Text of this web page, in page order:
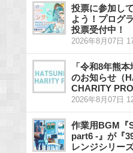
投票に参加し
よう！プログ
投票受付中！
2026年8月07日
「令和8年熊
のお知らせ（
CHARITY
2026年8月07日
作業用BGM『
part6 -』が『
レンジシリー